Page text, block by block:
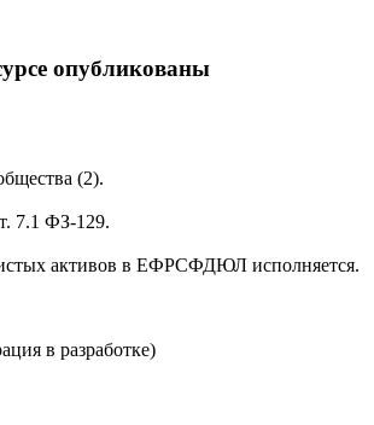
опубликованы
(2).
7.1 ФЗ-129.
активов в ЕФРСФДЮЛ исполняется.
в разработке)